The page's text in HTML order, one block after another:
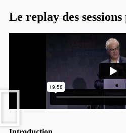
Le replay des